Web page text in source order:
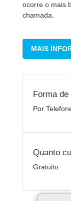
ocorre o mais
chamada.
MAIS
Forma
Por
Quanto
Gratuito